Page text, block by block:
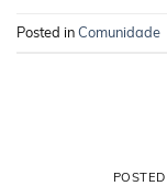
Posted inComunidade